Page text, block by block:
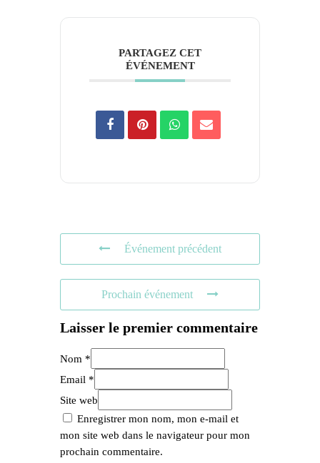
PARTAGEZ CET
ÉVÉNEMENT
Événement précédent
Prochain événement
Laisser le premier commentaire
Nom *
Email *
Site web
Enregistrer mon nom, mon e-mail et
mon site web dans le navigateur pour mon
prochain commentaire.